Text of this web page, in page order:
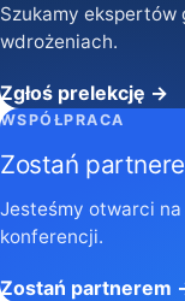
Szukamy
wdrożeniach.
Zgłoś prelekcję →
WSPÓŁPRACA
Zostań
Jesteśmy otwarci
konferencji.
Zostań partnerem